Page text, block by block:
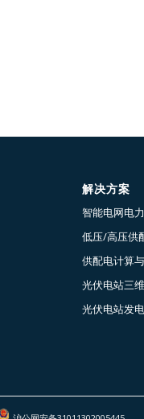
解决方案
智能电网电
低压/高压供
供配电计算
光伏电站三
光伏电站发